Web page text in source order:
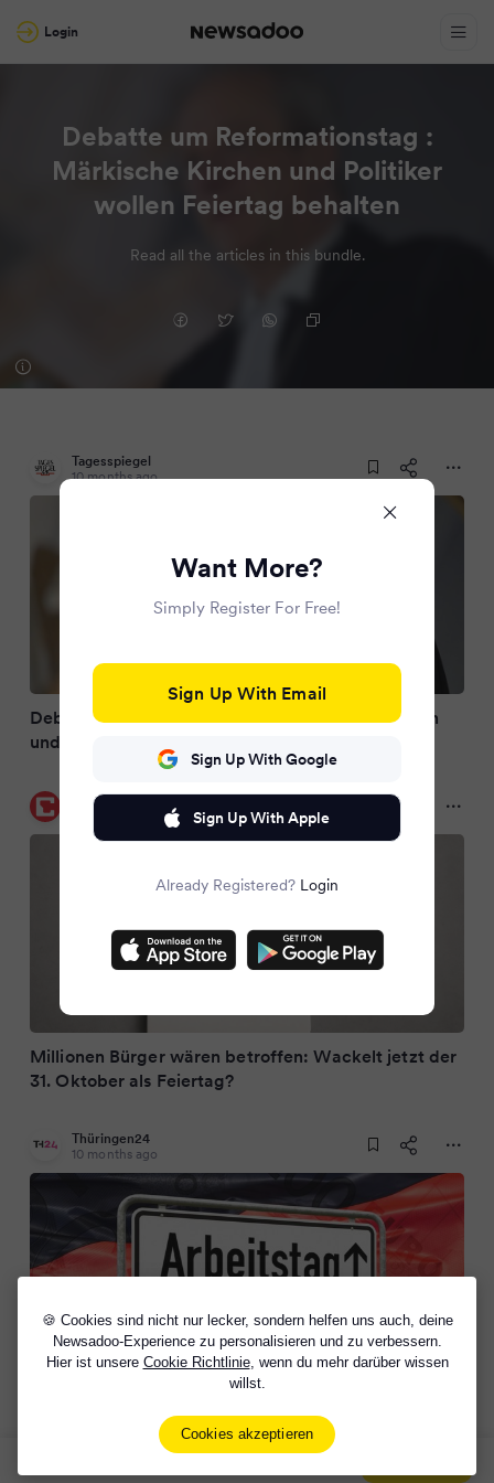
🍪 Cookies sind nicht nur lecker, sondern helfen uns auch, deine
Newsadoo-Experience zu personalisieren und zu verbessern.
Hier ist unsere Cookie Richtlinie, wenn du mehr darüber wissen
willst.
Cookies akzeptieren
Login
Debatte um Reformationstag :
Märkische Kirchen und Politiker
wollen Feiertag behalten
Read all the articles in this bundle.
Tagesspiegel
10 months ago
Debatte um Reformationstag : Märkische Kirchen
und Politiker wollen Feiertag behalten
CHIP
Millionen Bürger wären betroffen: Wackelt jetzt der
31. Oktober als Feiertag?
Thüringen24
10 months ago
CDU-Politiker will Feiertag absägen! Auch wir in
Thüringen wären betroffen
Want More?
Simply Register For Free!
Sign Up With Email
Sign Up With Google
Sign Up With Apple
Already Registered? Login